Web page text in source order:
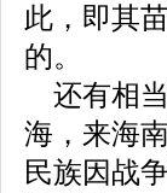
此，即其
的。
还有相
海，来海
民族因战